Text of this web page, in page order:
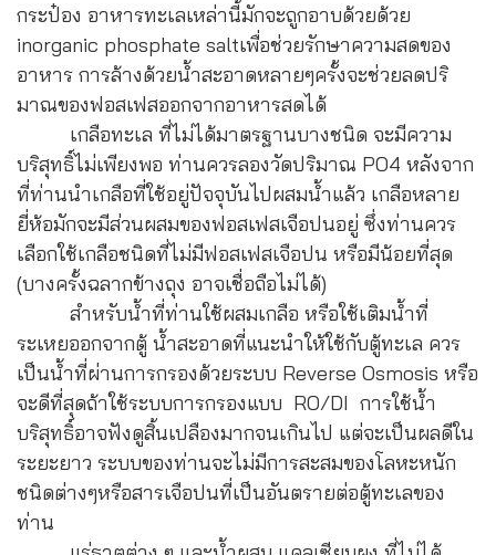
กระป๋อง อาหารทะเลเหล่านี้มักจะถูกอาบด้วยด้วย
inorganic phosphate saltเพื่อช่วยรักษาความสดของ
อาหาร การล้างด้วยน้ำสะอาดหลายๆครั้งจะช่วยลดปริ
มาณของฟอสเฟสออกจากอาหารสดได้
เกลือทะเล ที่ไม่ได้มาตรฐานบางชนิด จะมีความ
บริสุทธิ์ไม่เพียงพอ ท่านควรลองวัดปริมาณ PO4 หลังจาก
ที่ท่านนำเกลือที่ใช้อยู่ปัจจุบันไปผสมน้ำแล้ว เกลือหลาย
ยี่ห้อมักจะมีส่วนผสมของฟอสเฟสเจือปนอยู่ ซึ่งท่านควร
เลือกใช้เกลือชนิดที่ไม่มีฟอสเฟสเจือปน หรือมีน้อยที่สุด
(บางครั้งฉลากข้างถุง อาจเชื่อถือไม่ได้)
สำหรับน้ำที่ท่านใช้ผสมเกลือ หรือใช้เติมน้ำที่
ระเหยออกจากตู้ น้ำสะอาดที่แนะนำให้ใช้กับตู้ทะเล ควร
เป็นน้ำที่ผ่านการกรองด้วยระบบ Reverse Osmosis หรือ
จะดีที่สุดถ้าใช้ระบบการกรองแบบ RO/DI การใช้น้ำ
บริสุทธิ์อาจฟังดูสิ้นเปลืองมากจนเกินไป แต่จะเป็นผลดีใน
ระยะยาว ระบบของท่านจะไม่มีการสะสมของโลหะหนัก
ชนิดต่างๆหรือสารเจือปนที่เป็นอันตรายต่อตู้ทะเลของ
ท่าน